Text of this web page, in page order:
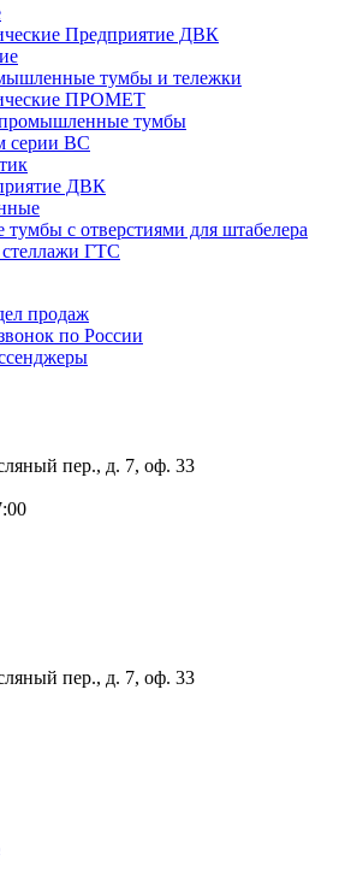
Предприятие ДВК
тумбы и тележки
ПРОМЕТ
тумбы
серии ВС
ДВК
с отверстиями для штабелера
ГТС
продаж
по России
пер., д. 7, оф. 33
пер., д. 7, оф. 33